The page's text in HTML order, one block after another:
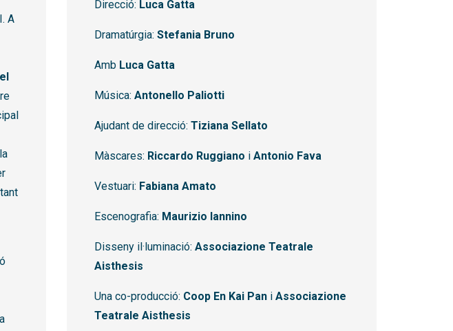
Direcció: Luca Gatta
Dramatúrgia: Stefania Bruno
Amb Luca Gatta
Música: Antonello Paliotti
Ajudant de direcció: Tiziana Sellato
Màscares: Riccardo Ruggiano i Antonio Fava
Vestuari: Fabiana Amato
Escenografia: Maurizio Iannino
Disseny il·luminació: Associazione Teatrale
Aisthesis
Una co-producció: Coop En Kai Pan i Associazione
Teatrale Aisthesis
A
el